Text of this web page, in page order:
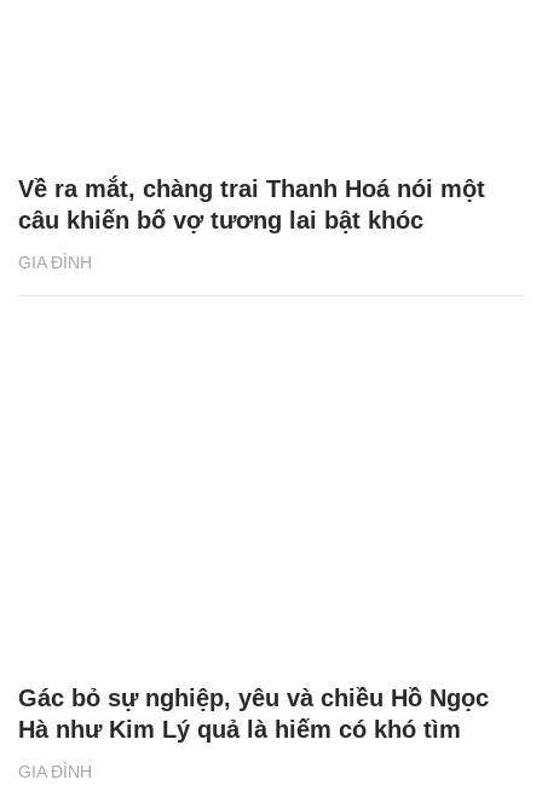
GIA ĐÌNH
Về ra mắt, chàng trai Thanh Hoá nói một
câu khiến bố vợ tương lai bật khóc
GIA ĐÌNH
Gác bỏ sự nghiệp, yêu và chiều Hồ Ngọc
Hà như Kim Lý quả là hiếm có khó tìm